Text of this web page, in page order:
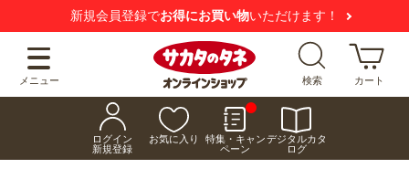
新規会員登録でお得にお買い物いただけます！
メニュー 検索 カート
ログイン
新規登録
お気に入り
特集・キャン
ペーン
デジタルカタ
ログ